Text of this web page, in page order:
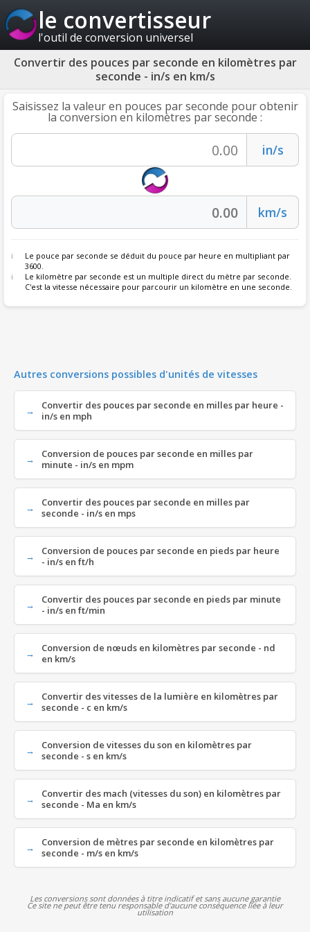
le convertisseur
l'outil de conversion universel
Convertir des pouces par seconde en kilomètres par
seconde - in/s en km/s
Saisissez la valeur en pouces par seconde pour obtenir
la conversion en kilomètres par seconde :
Le pouce par seconde se déduit du pouce par heure en multipliant par
3600.
Le kilomètre par seconde est un multiple direct du mètre par seconde.
C'est la vitesse nécessaire pour parcourir un kilomètre en une seconde.
Autres conversions possibles d'unités de vitesses
Convertir des pouces par seconde en milles par heure -
in/s en mph
Conversion de pouces par seconde en milles par
minute - in/s en mpm
Convertir des pouces par seconde en milles par
seconde - in/s en mps
Conversion de pouces par seconde en pieds par heure
- in/s en ft/h
Convertir des pouces par seconde en pieds par minute
- in/s en ft/min
Conversion de nœuds en kilomètres par seconde - nd
en km/s
Convertir des vitesses de la lumière en kilomètres par
seconde - c en km/s
Conversion de vitesses du son en kilomètres par
seconde - s en km/s
Convertir des mach (vitesses du son) en kilomètres par
seconde - Ma en km/s
Conversion de mètres par seconde en kilomètres par
seconde - m/s en km/s
Les conversions sont données à titre indicatif et sans aucune garantie
Ce site ne peut être tenu responsable d'aucune conséquence liée à leur
utilisation